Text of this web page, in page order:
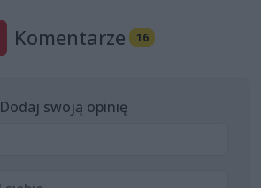
Komentarze 16
Dodaj swoją opinię